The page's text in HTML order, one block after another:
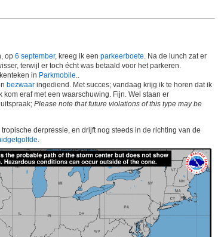
op 6 september, kreeg ik een parkeerboete . Na de lunch zat er
terwijl er toch écht was betaald voor het parkeren.
in Parkmobile
bezwaar ingediend. Met succes; vandaag krijg ik te horen dat ik
eraf met een waarschuwing. Fijn. Wel staan er
Please note that future violations of this type may be
derpressie, en drijft nog steeds in de richting van de